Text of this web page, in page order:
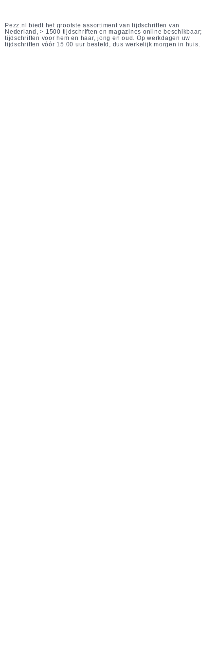
Pezz.nl biedt het grootste assortiment van tijdschriften van
Nederland, > 1500 tijdschriften en magazines online beschikbaar;
tijdschriften voor hem en haar, jong en oud. Op werkdagen uw
tijdschriften vóór 15.00 uur besteld, dus werkelijk morgen in huis.